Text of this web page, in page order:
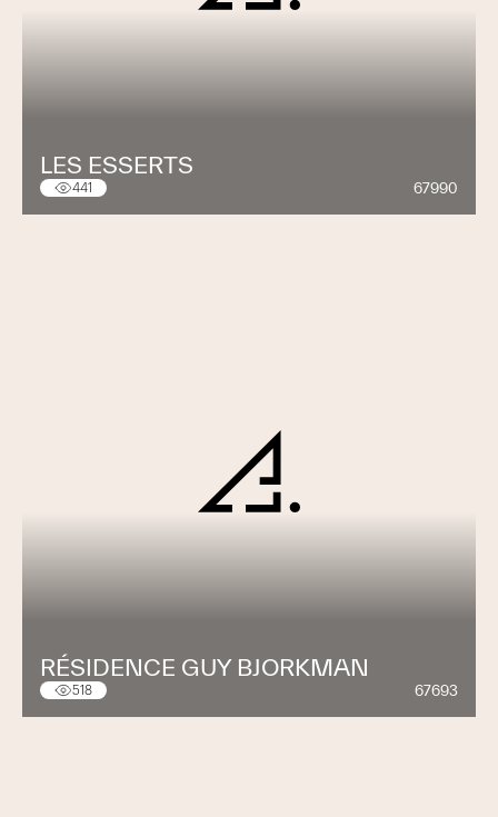
LES ESSERTS
441 67990
RÉSIDENCE GUY BJORKMAN
518 67693